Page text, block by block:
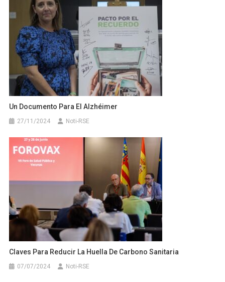
Un Documento Para El Alzhéimer
27/11/2024 Noti-RSE
Claves Para Reducir La Huella De Carbono Sanitaria
07/07/2024 Noti-RSE